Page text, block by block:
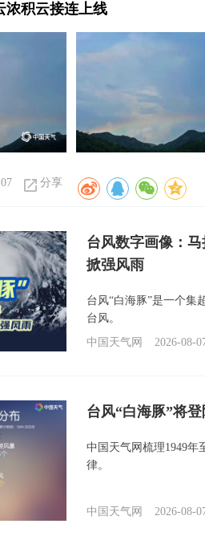
浓积云接连上线
分享
台风数字画像：
掀强风雨
台风“白海豚”是一个集
台风。
中国天气网
2026-08-
台风“白海豚”将
中国天气网梳理1949年
律。
中国天气网 2026-08-